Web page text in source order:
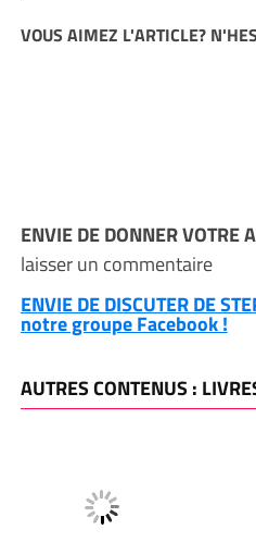
VOUS AIMEZ L'ARTICLE?
ENVIE DE DONNER VOTRE
laisser un commentaire
ENVIE DE DISCUTER DE
notre groupe Facebook !
AUTRES CONTENUS :